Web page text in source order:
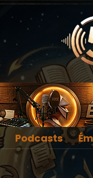
Podcasts